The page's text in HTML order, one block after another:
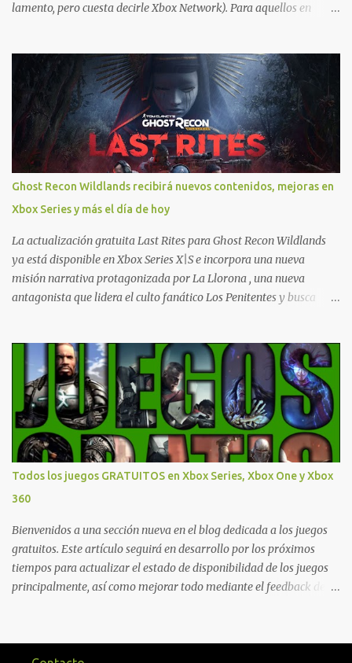
lamento, pero cuesta decirle Xbox Network). Para aquellos en
jugarlos y mantener un progreso compartido en Windows PC y
Xbox, y tenemos un listado de juegos compatibles por acá . ¿Aún
necesitas una mano con las compras? Tenemos un tutorial extenso
o en vídeo para que se quiten todas las dudas generales de cómo
hacer compras en Xbox . Podes consultar un listado más completo
de promociones desde xbox.com. El post puede tener
actualizaciones regulares o cambios ante cualquier error. Ofertas
- Argentina Ofertas - Chile Ofertas - Colombia Ofertas - México
Ofertas - Estados Unidos Ofertas - España Todas las ofertas de
Xbox One también aplican a Xbox Series, a excepción de los jue...
Ghost Recon Wildlands recibirá nuevos contenidos, mejoras en
Xbox Series y más el día de hoy
La actualización gratuita Last Rites para Ghost Recon Wildlands
ya está disponible en Xbox Series X|S e incorpora una nueva
misión narrativa protagonizada por La Llorona , una nueva
antagonista que lidera el culto fanático Los Penitentes y busca
Predator , uno de los desafíos más recordados por la comunidad,
junto con múltiples mejoras centradas en ampliar la libertad de
juego. Uno de los aspectos más importantes de Last Rites es la
gran cantidad de opciones de personalización incorporadas. Ahora
es posible ocultar más elementos de la interfaz, incluyendo las
trayectorias de lanzamiento de granadas y el resaltado de objetos
interactivos, además de desactivar automáticamente los sonidos
asociados cuando la interfaz está oculta. También se añaden los
llamados "Parámetros Ghost" , que permiten activar la recarga
táctica, limitar el número de armas ...
Todos los juegos GRATUITOS en Xbox Series, Xbox One y Xbox
360
Bienvenidos a una sección nueva en el blog dedicada a los juegos
gratuitos. Este artículo seguirá en desarrollo por los próximos
tiempos para actualizar el estado de disponibilidad de los juegos
principalmente, así como mejorar todo mediante el feedback de
ofrecen contenidos limitados o no se encuentran en algunas